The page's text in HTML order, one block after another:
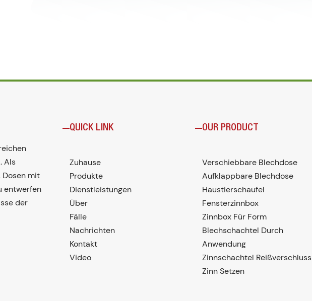
. Als
mit
entwerfen
der
QUICK LINK
Zuhause
Produkte
Dienstleistungen
Über
Fälle
Nachrichten
Kontakt
Video
OUR PRODUCT
Verschiebbare Blechdose
Aufklappbare Blechdose
Haustierschaufel
Fensterzinnbox
Zinnbox Für Form
Blechschachtel Durch
Anwendung
Zinnschachtel Reißverschluss
Zinn Setzen